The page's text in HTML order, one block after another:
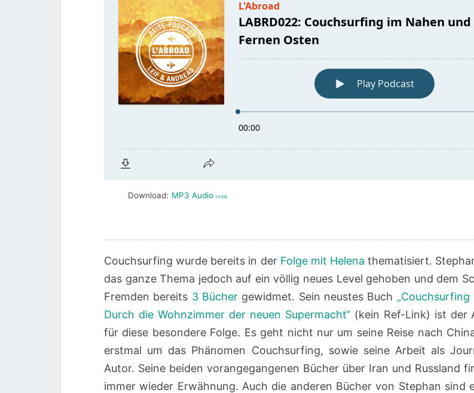
OSTEN
Download: MP3 Audio 74 MB
Couchsurfing wurde bereits in der Folge mit Helena thematisiert.
das ganze Thema jedoch auf ein völlig neues Level gehoben und dem
Fremden bereits 3 Büchergewidmet. Sein neustes Buch „Couchsurfing
Durch die Wohnzimmer der neuen Supermacht“(kein Ref-Link) ist der
für diese besondere Folge. Es geht nicht nur um seine Reise nach
erstmal um das Phänomen Couchsurfing, sowie seine Arbeit als
Autor. Seine beiden vorangegangenen Bücher über Iran und Russland
immer wieder Erwähnung. Auch die anderen Bücher von Stephan sind